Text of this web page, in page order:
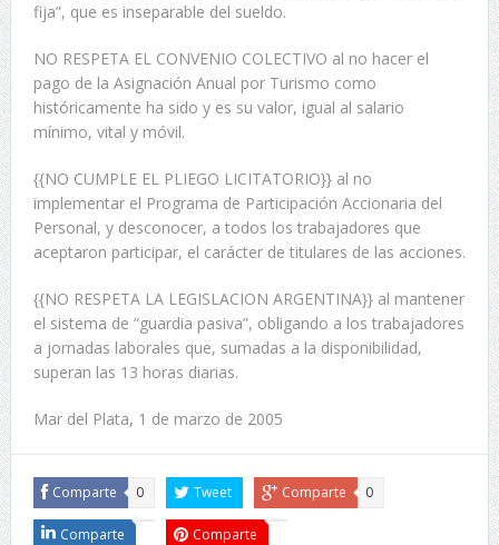
fija”, que es inseparable del sueldo.
NO RESPETA EL CONVENIO COLECTIVO al no hacer el
pago de la Asignación Anual por Turismo como
históricamente ha sido y es su valor, igual al salario
mínimo, vital y móvil.
{{NO CUMPLE EL PLIEGO LICITATORIO}} al no
implementar el Programa de Participación Accionaria del
Personal, y desconocer, a todos los trabajadores que
aceptaron participar, el carácter de titulares de las acciones.
{{NO RESPETA LA LEGISLACION ARGENTINA}} al mantener
el sistema de “guardia pasiva”, obligando a los trabajadores
a jornadas laborales que, sumadas a la disponibilidad,
superan las 13 horas diarias.
Mar del Plata, 1 de marzo de 2005
Comparte 0 Tweet Comparte 0
Comparte Comparte